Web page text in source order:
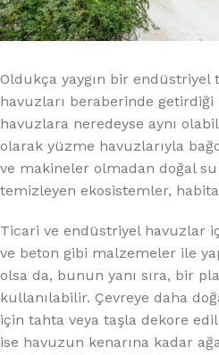
Oldukça yaygın bir endüstriyel
havuzları beraberinde
havuzlara neredeyse aynı
olarak yüzme havuzlarıyla
ve makineler olmadan doğal
temizleyen ekosistemler,
Ticari ve endüstriyel havuzlar
ve beton gibi malzemeler ile
olsa da, bunun yanı sıra, bir
kullanılabilir. Çevreye daha
için tahta veya taşla dekore
ise havuzun kenarına kadar